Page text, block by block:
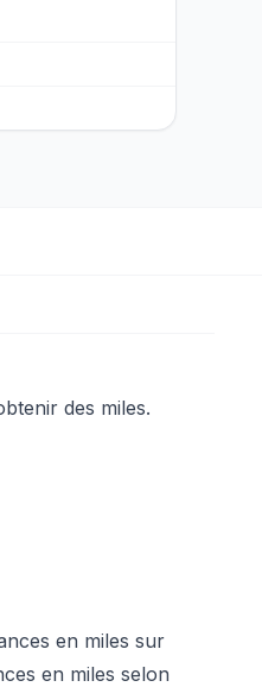
des miles.
en miles sur
en miles selon